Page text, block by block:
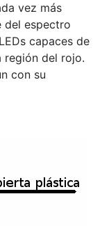
vez más
del espectro
capaces de
región del rojo.
con su